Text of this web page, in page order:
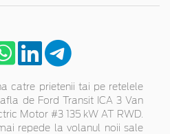
catre prietenii tai pe retelele
de Ford Transit ICA 3 Van
Motor #3 135 kW AT RWD.
repede la volanul noii sale